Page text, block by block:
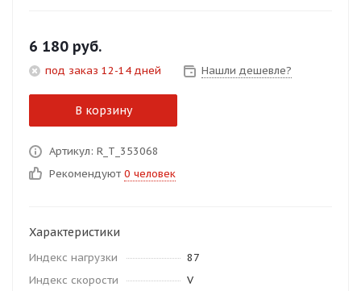
6 180 руб.
под заказ 12-14 дней Нашли дешевле?
В корзину
Артикул: R_T_353068
Рекомендуют 0 человек
Характеристики
Индекс нагрузки
87
Индекс скорости
V
Оставшиеся 75
% будут
списыватьсяс вашей карты
25%каждые 2 недели